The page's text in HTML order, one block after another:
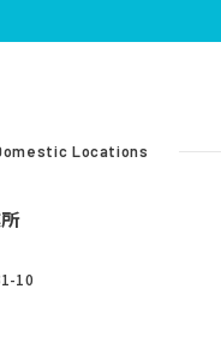
Locations
10